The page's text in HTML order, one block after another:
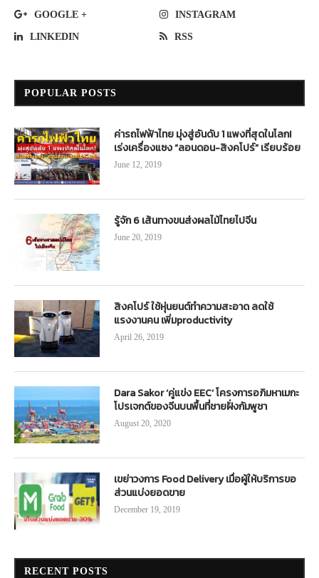
GOOGLE + INSTAGRAM
LINKEDIN RSS
POPULAR POSTS
ค่ารถไฟฟ้าไทย มุ่งสู่อันดับ 1 แพงที่สุดในโลก!
เร่งเครื่องแซง “ลอนดอน-สิงคโปร์” เรียบร้อย
June 12, 2019
รู้จัก 6 เส้นทางขนส่งผลไม้ไทยไปจีน
June 20, 2019
สิงคโปร์ ใช้หุ่นยนต์ทำความสะอาด ลดใช้
แรงงานคน เพิ่มproductivity
April 26, 2019
Dara Sakor ‘คู่แข่ง EEC’ โครงการอภิมหาเมกะ
โปรเจกต์ของจีนบนพื้นที่ชายฝั่งกัมพูชา
August 20, 2020
เขย่าวงการ Food Delivery เมื่อผู้ให้บริการขอ
ส่วนแบ่งยอดขาย
December 19, 2019
RECENT POSTS